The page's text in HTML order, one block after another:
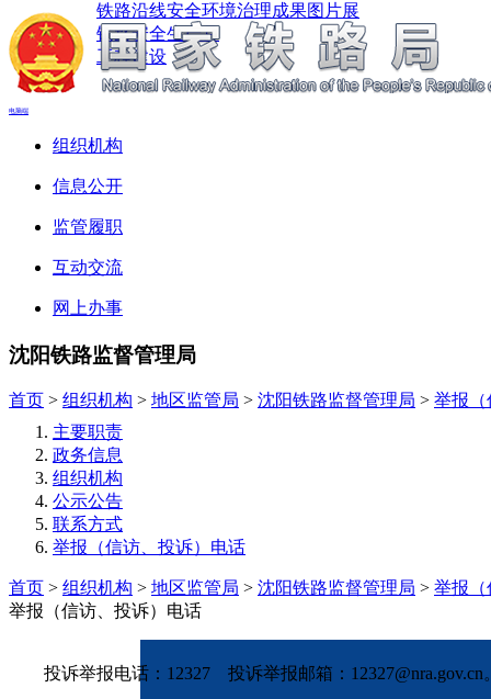
铁路沿线安全环境治理成果图片展
铁路安全生产月
工程建设
电脑端
组织机构
信息公开
监管履职
互动交流
网上办事
沈阳铁路监督管理局
首页 > 组织机构 > 地区监管局 > 沈阳铁路监督管理局 > 举报（
主要职责
政务信息
组织机构
公示公告
联系方式
举报（信访、投诉）电话
首页 > 组织机构 > 地区监管局 > 沈阳铁路监督管理局 > 举报（
举报（信访、投诉）电话
投诉举报电话：12327 投诉举报邮箱：12327@nra.gov.cn